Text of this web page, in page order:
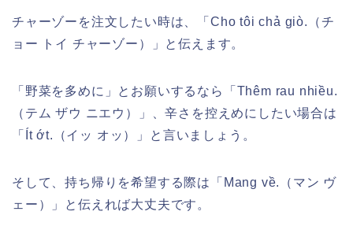
チャーゾーを注文したい時は、「Cho tôi chả giò.（チ
ョー トイ チャーゾー）」と伝えます。
「野菜を多めに」とお願いするなら「Thêm rau nhiều.
（テム ザウ ニエウ）」、辛さを控えめにしたい場合は
「Ít ớt.（イッ オッ）」と言いましょう。
そして、持ち帰りを希望する際は「Mang về.（マン ヴ
ェー）」と伝えれば大丈夫です。